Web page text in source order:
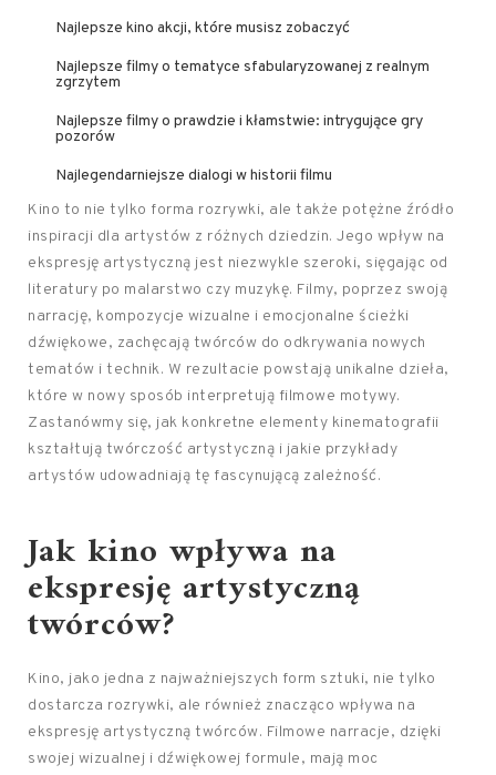
Najlepsze kino akcji, które musisz zobaczyć
Najlepsze filmy o tematyce sfabularyzowanej z realnym
zgrzytem
Najlepsze filmy o prawdzie i kłamstwie: intrygujące gry
pozorów
Najlegendarniejsze dialogi w historii filmu
Kino to nie tylko forma rozrywki, ale także potężne źródło
inspiracji dla artystów z różnych dziedzin. Jego wpływ na
ekspresję artystyczną jest niezwykle szeroki, sięgając od
literatury po malarstwo czy muzykę. Filmy, poprzez swoją
narrację, kompozycje wizualne i emocjonalne ścieżki
dźwiękowe, zachęcają twórców do odkrywania nowych
tematów i technik. W rezultacie powstają unikalne dzieła,
które w nowy sposób interpretują filmowe motywy.
Zastanówmy się, jak konkretne elementy kinematografii
kształtują twórczość artystyczną i jakie przykłady
artystów udowadniają tę fascynującą zależność.
Jak kino wpływa na
ekspresję artystyczną
twórców?
Kino, jako jedna z najważniejszych form sztuki, nie tylko
dostarcza rozrywki, ale również znacząco wpływa na
ekspresję artystyczną twórców. Filmowe narracje, dzięki
swojej wizualnej i dźwiękowej formule, mają moc